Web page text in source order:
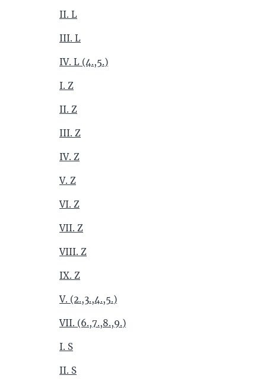
II. L
III. L
IV. L (4.,5.)
I. Z
II. Z
III. Z
IV. Z
V. Z
VI. Z
VII. Z
VIII. Z
IX. Z
V. (2.,3.,4.,5.)
VII. (6.,7.,8.,9.)
I. S
II. S